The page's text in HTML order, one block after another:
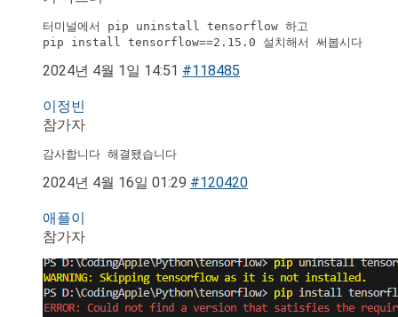
터미널에서 pip uninstall tensorflow 하고
pip install tensorflow==2.15.0 설치해서 써봅시다
2024년 4월 1일 14:51 #118485
이정빈
참가자
감사합니다 해결됐습니다
2024년 4월 16일 01:29 #120420
애플이
참가자